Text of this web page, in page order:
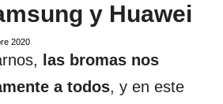
y Huawei
2020
las bromas nos
a todos, y en este